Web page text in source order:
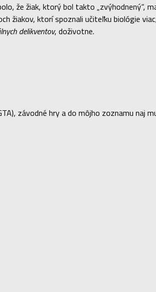
že žiak, ktorý bol takto „zvýhodnený“,
žiakov, ktorí spoznali učiteľku biológie
delikventov, doživotne.
závodné hry a do môjho zoznamu naj